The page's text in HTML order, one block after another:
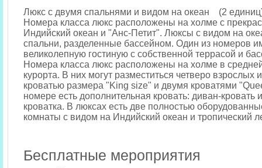
Люкс с двумя спальнями и видом на океан (2
Номера класса люкс расположены на холме с
Индийский океан и "Анс-Петит". Люксы с видом на
спальни, разделенные бассейном. Один из номеров
великолепную гостиную с собственной террасой и
Номера класса люкс расположены на холме в
курорта. В них могут разместиться четверо взрослых
кроватью размера "King size" и двумя кроватями
номере есть дополнительная кровать: диван-кровать
кроватка. В люксах есть две полностью
комнаты с видом на Индийский океан и тропический
Бесплатные мероприятия